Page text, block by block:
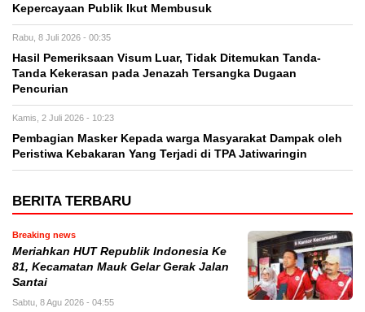
Kepercayaan Publik Ikut Membusuk
Rabu, 8 Juli 2026 - 00:35
Hasil Pemeriksaan Visum Luar, Tidak Ditemukan Tanda-
Tanda Kekerasan pada Jenazah Tersangka Dugaan
Pencurian
Kamis, 2 Juli 2026 - 10:23
Pembagian Masker Kepada warga Masyarakat Dampak oleh
Peristiwa Kebakaran Yang Terjadi di TPA Jatiwaringin
BERITA TERBARU
Breaking news
Meriahkan HUT Republik Indonesia Ke
81, Kecamatan Mauk Gelar Gerak Jalan
Santai
Sabtu, 8 Agu 2026 - 04:55